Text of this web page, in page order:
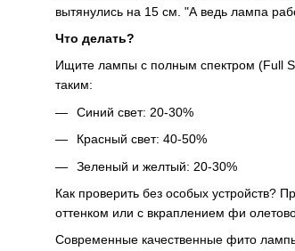
вытянулись на 15 см. "А ведь лампа
Что делать?
Ищите лампы с полным спектром (Full
таким:
Синий свет: 20-30%
Красный свет: 40-50%
Зеленый и желтый: 20-30%
Как проверить без особых устройств?
оттенком или с вкраплением фи
Современные качественные фито